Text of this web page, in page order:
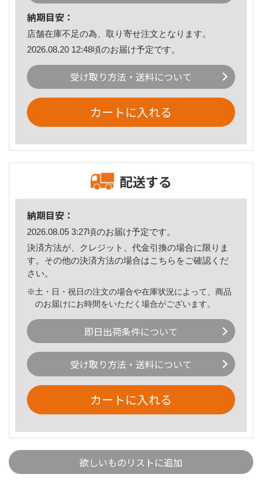
納期目安：
店舗在庫不足の為、取り寄せ注文となります。
2026.08.20 12:48頃のお届け予定です。
受け取り方法・送料について
カートに入れる
配送する
納期目安：
2026.08.05 3:27頃のお届け予定です。
決済方法が、クレジット、代金引換の場合に限りま
す。その他の決済方法の場合はこちら をご確認くだ
さい。
※土・日・祝日の注文の場合や在庫状況によって、商品
のお届けにお時間をいただく場合がございます。
即日出荷条件について
受け取り方法・送料について
カートに入れる
欲しいものリストに追加